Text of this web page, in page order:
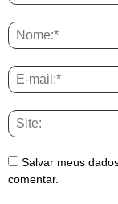
Salvar meus
comentar.